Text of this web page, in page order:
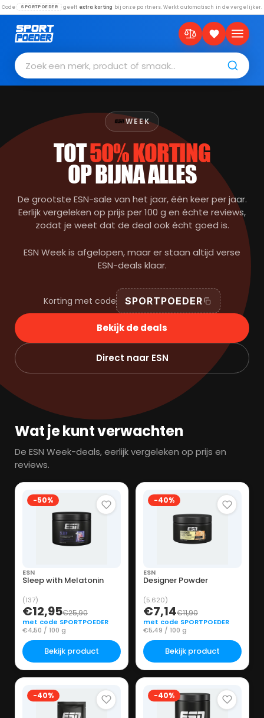
Code SPORTPOEDER geeft extra korting bij onze partners. Werkt automatisch in de vergelijker.
Zoek een merk, product of smaak…
WEEK
TOT50% KORTING
OP BIJNA ALLES
De grootste ESN-sale van het jaar, één keer per jaar.
Eerlijk vergeleken op prijs per 100 g en échte reviews,
zodat je weet dat de deal ook écht goed is.
ESN Week is afgelopen, maar er staan altijd verse
ESN-deals klaar.
Korting met code SPORTPOEDER
Bekijk de deals
Direct naar ESN
Wat je kunt verwachten
De ESN Week-deals, eerlijk vergeleken op prijs en
reviews.
-50%
ESN
Sleep with Melatonin
(137)
€12,95€25,90
met code SPORTPOEDER
€4,50 / 100 g
Bekijk product
-40%
ESN
Designer Powder
(5.620)
€7,14€11,90
met code SPORTPOEDER
€5,49 / 100 g
Bekijk product
-40% -40%